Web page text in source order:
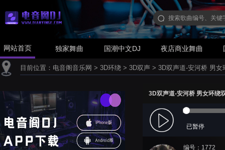
网站首页 独家舞曲 国潮中文DJ 夜店商业舞曲
目前位置： 电音阁音乐网 > 3D环绕 > 3D双声 > 3D双声道-安河桥 男女
3D双声道-安河桥 男女环绕
已暂停
编号：1772